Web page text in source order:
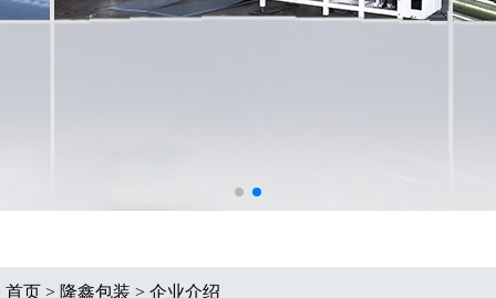
首页 > 隆鑫包装 > 企业介绍